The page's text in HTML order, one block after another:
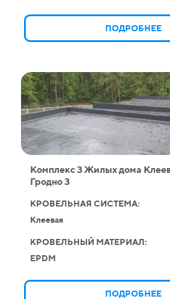
ПОДРОБНЕЕ
Комплекс 3 Жилых дома
Гродно 3
КРОВЕЛЬНАЯ СИСТЕМА:
Клеевая
КРОВЕЛЬНЫЙ МАТЕРИАЛ:
EPDM
ПОДРОБНЕЕ